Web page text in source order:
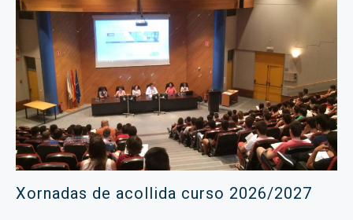
Xornadas de acollida curso 2026/2027